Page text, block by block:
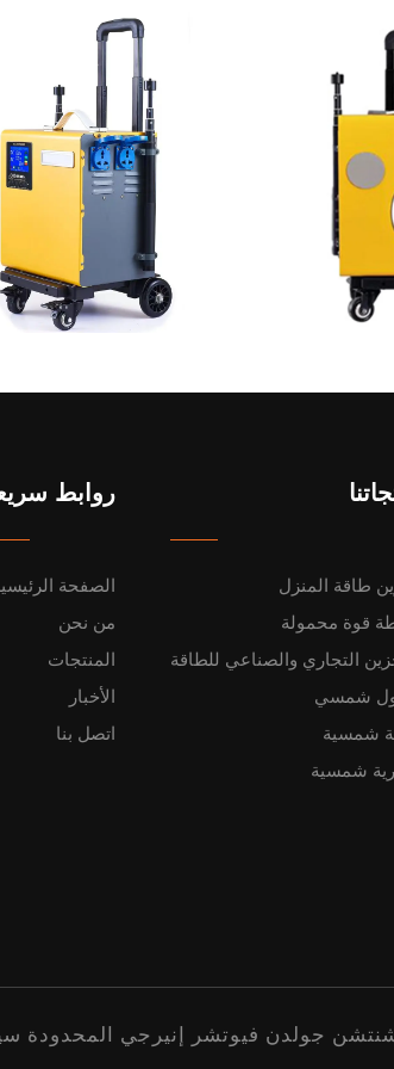
طاقة المنزل
قوة محمولة
التجاري والصناعي للطاقة
شمسي
شمسية
شمسية
روابط
الصفحة
من نحن
المنتجات
الأخبار
اتصل بنا